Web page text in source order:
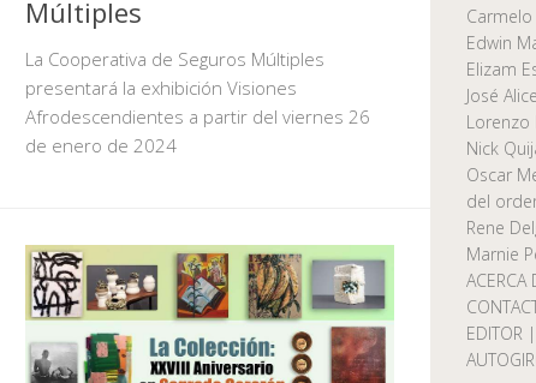
Múltiples
La Cooperativa de Seguros Múltiples
presentará la exhibición Visiones
Afrodescendientes a partir del viernes 26
de enero de 2024
Edwin
Elizam
José
Lorenzo
Nick
Oscar
del
Rene
Marnie
ACERCA
EDITOR